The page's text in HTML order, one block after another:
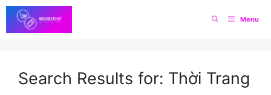
Skip
to
content
Menu
Search Results for: Thời Trang